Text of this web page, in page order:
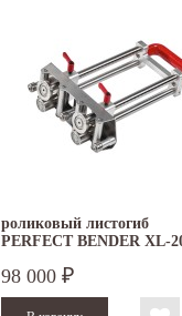
роликовый листогиб
PERFECT BENDER XL-
98 000 ₽